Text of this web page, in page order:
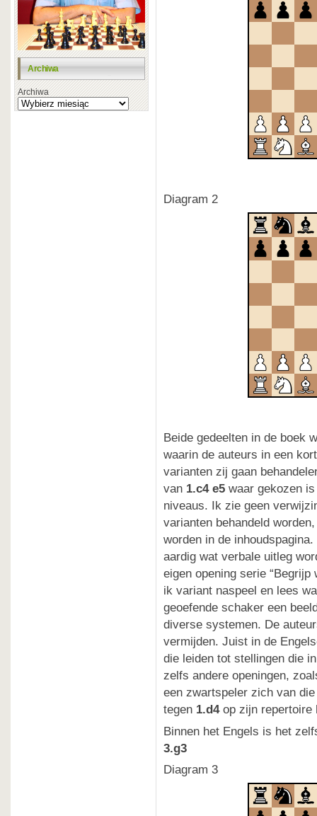
Archiwa
Archiwa
Diagram 2
Beide gedeelten in de boek
waarin de auteurs in een
varianten zij gaan
van 1.c4 e5 waar gekozen
niveaus. Ik zie geen
varianten behandeld
worden in de
aardig wat verbale uitleg
eigen opening serie
ik variant naspeel en lees
geoefende schaker een
diverse systemen. De
vermijden. Juist in de
die leiden tot stellingen die
zelfs andere openingen,
een zwartspeler zich van
tegen 1.d4op zijn repertoire
Binnen het Engels is het
3.g3
Diagram 3